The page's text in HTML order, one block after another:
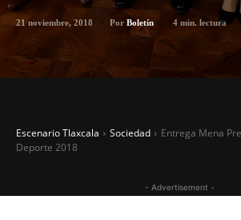
21 noviembre, 2018 Por Boletín 4 min. lectura
Escenario Tlaxcala Sociedad
Entrega Mena
Deporte 2018
- Advertisement -